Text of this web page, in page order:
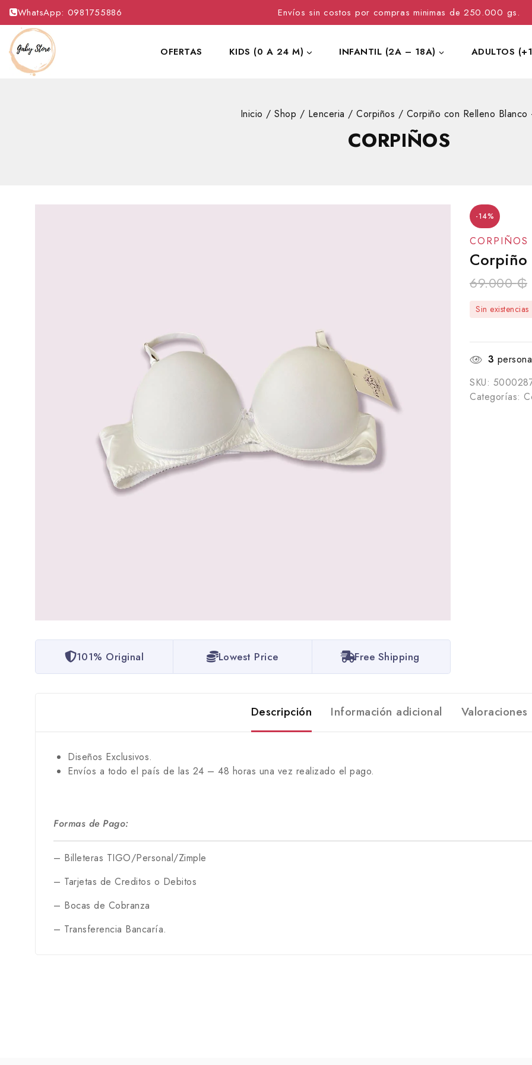
WhatsApp: 0981755886 Envíos sin costos por compras minimas de 250.000 gs.
OFERTAS KIDS (0 A 24 M) INFANTIL (2A – 18A) ADULTOS
Inicio / Shop / Lenceria / Corpiños / Corpiño con Relleno
CORPIÑOS
101% Original Lowest Price Free Shipping
-14%
CORPIÑOS
Corpiño
69.000₲
Sin existencias
3
SKU:
Categorías:
Descripción Información adicional
Diseños Exclusivos.
Envíos a todo el país de las 24 – 48 horas una vez realizado el pago.
Formas de Pago:
– Billeteras TIGO/Personal/Zimple
– Tarjetas de Creditos o Debitos
– Bocas de Cobranza
– Transferencia Bancaría.